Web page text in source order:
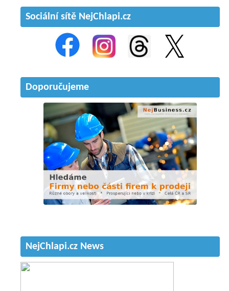
Sociální sítě NejChlapi.cz
Doporučujeme
NejChlapi.cz News